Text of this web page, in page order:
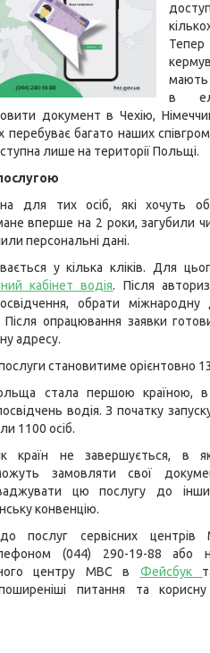
мають
в
документ в Чехію,
перебуває багато наших
лише на території Польщі.
для тих осіб, які хочуть
вперше на 2 роки, загубили
персональні дані.
у кілька кліків. Для
кабінет водія. Після
обрати міжнародну
Після опрацювання заявки
адресу.
становитиме орієнтовно
стала першою країною,
водія. З початку
1100 осіб.
країн не завершується, в які
замовляти свої
цю послугу до
конвенцію.
послуг сервісних
(044) 290-19-88 або
центру МВС в Фейсбук
питання та